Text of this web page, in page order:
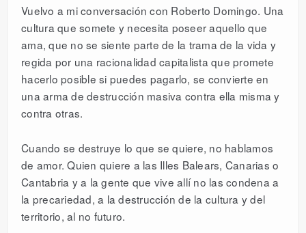
Vuelvo a mi conversación con Roberto Domingo. Una
cultura que somete y necesita poseer aquello que
ama, que no se siente parte de la trama de la vida y
regida por una racionalidad capitalista que promete
hacerlo posible si puedes pagarlo, se convierte en
una arma de destrucción masiva contra ella misma y
contra otras.
Cuando se destruye lo que se quiere, no hablamos
de amor. Quien quiere a las Illes Balears, Canarias o
Cantabria y a la gente que vive allí no las condena a
la precariedad, a la destrucción de la cultura y del
territorio, al no futuro.